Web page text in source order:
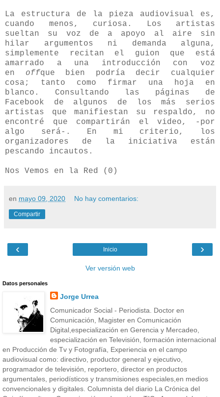
La estructura de la pieza audiovisual es,
cuando menos, curiosa. Los artistas
sueltan su voz de a apoyo al aire sin
hilar argumentos ni demanda alguna,
simplemente recitan el guion que está
amarrado a una introducción con voz
en offque bien podría decir cualquier
cosa; tanto como firmar una hoja en
blanco. Consultando las páginas de
Facebook de algunos de los más serios
artistas que manifiestan su respaldo, no
encontré que compartirán el video, -por
algo será-. En mi criterio, los
organizadores de la iniciativa están
pescando incautos.
Nos Vemos en la Red (0)
en mayo 09, 2020 No hay comentarios:
Compartir
‹ ›
Inicio
Ver versión web
Datos personales
Jorge Urrea
Comunicador Social - Periodista. Doctor en
Comunicación, Magister en Comunicación
Digital,especialización en Gerencia y Mercadeo,
especialización en Televisión, formación internacional
en Producción de Tv y Fotografía, Experiencia en el campo
audiovisual como: directivo, productor general y ejecutivo,
programador de televisión, reportero, director en productos
argumentales, periodísticos y transmisiones especiales,en medios
convencionales y digitales. Columnista del diario La Crónica del